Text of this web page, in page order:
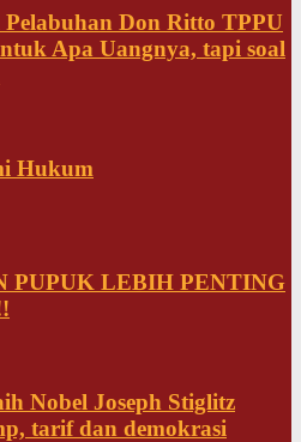
Don Ritto TPPU
Apa Uangnya, tapi soal
Hukum
PUPUK LEBIH PENTING
Nobel Joseph Stiglitz
tarif dan demokrasi